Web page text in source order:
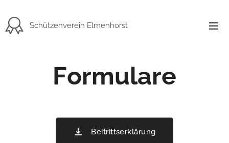
Schützenverein Elmenhorst
Formulare
Beitrittserklärung